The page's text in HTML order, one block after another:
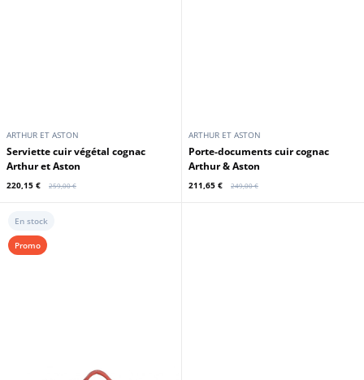
ARTHUR ET ASTON
Serviette cuir végétal cognac
Arthur et Aston
220,15 € 259,00 €
ARTHUR ET ASTON
Porte-documents cuir cognac
Arthur & Aston
211,65 € 249,00 €
En stock
Promo